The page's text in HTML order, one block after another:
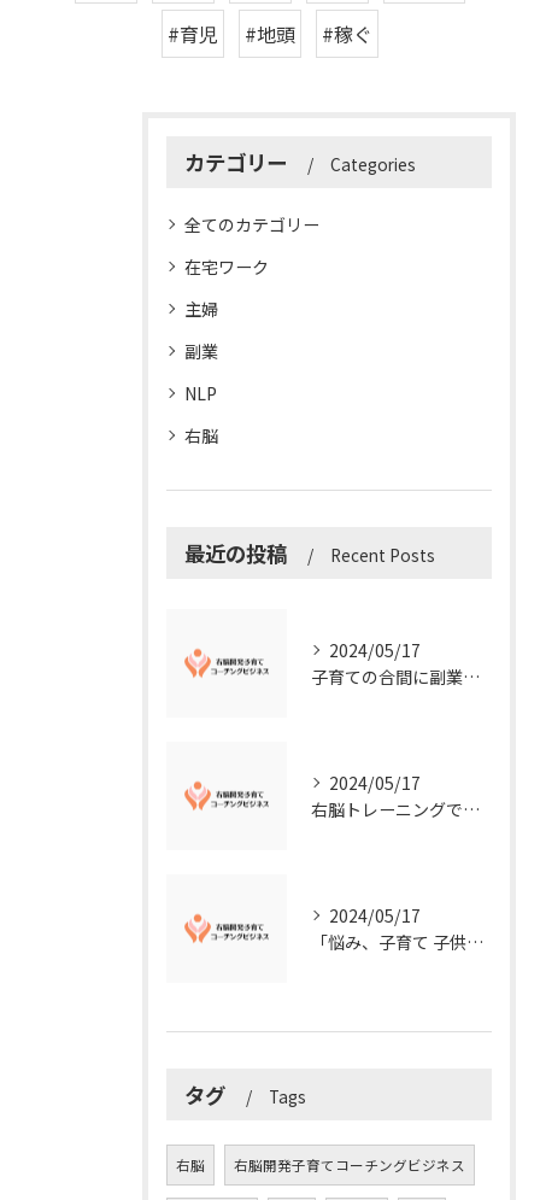
#育児
#地頭 #稼ぐ
カテゴリー Categories
全てのカテゴリー
在宅ワーク
主婦
副業
NLP
右脳
最近の投稿 Recent Posts
2024/05/17
子育ての合間に副業コーチングで収入アップ！右脳開発子育てコーチングビジネスの可能性とは？
2024/05/17
右脳トレーニングで視覚的センスを磨こう！
2024/05/17
「悩み、子育て 子供の発達」を解決する右脳開発子育てコーチングビジネス業界の魅力とは？
タグ Tags
右脳 右脳開発子育てコーチングビジネス